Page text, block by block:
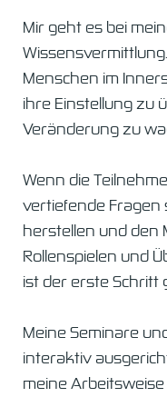
Mir geht es bei
Menschen im
ihre Einstellung zu
Veränderung zu
Wenn die
vertiefende Fragen
herstellen und den
Rollenspielen und
ist der erste Schritt
Meine Seminare
interaktiv
meine